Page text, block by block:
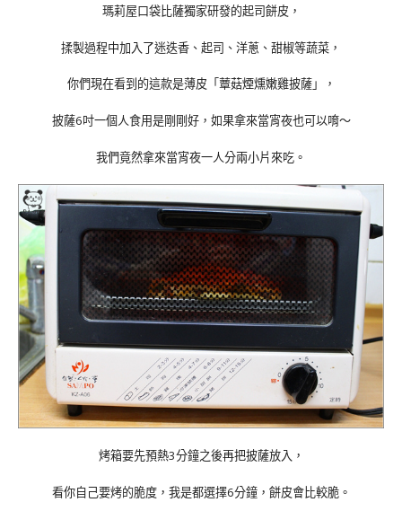
瑪莉屋口袋比薩獨家研發的起司餅皮，
揉製過程中加入了迷迭香、起司、洋蔥、甜椒等蔬菜，
你們現在看到的這款是薄皮「蕈菇煙燻嫩雞披薩」，
披薩6吋一個人食用是剛剛好，如果拿來當宵夜也可以唷～
我們竟然拿來當宵夜一人分兩小片來吃。
烤箱要先預熱3分鐘之後再把披薩放入，
看你自己要烤的脆度，我是都選擇6分鐘，餅皮會比較脆。